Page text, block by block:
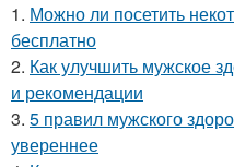
1. Можно ли посетить
бесплатно
2. Как улучшить мужское
и рекомендации
3. 5 правил мужского
увереннее